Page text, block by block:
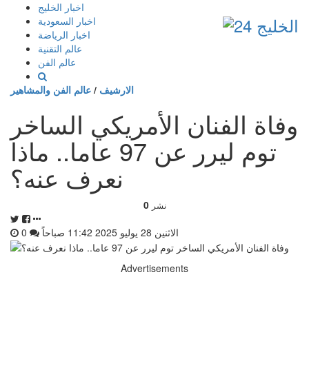
إذهب
المحتوى
اخبار الخليج
اخبار السعودية
اخبار الرياضة
عالم التقنية
عالم الفن
الارشيف / عالم الفن والمشاهير
وفاة الفنان الأمريكي الساخر
توم ليرر عن 97 عاما.. ماذا
نعرف عنه؟
0 نشر
الاثنين 28 يوليو 2025 11:42 صباحاً
Advertisements